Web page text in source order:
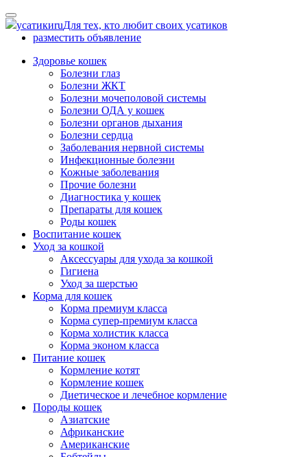
Skip
to
content
усатикиruДля тех, кто любит своих усатиков
разместить объявление
Здоровье кошек
Болезни глаз
Болезни ЖКТ
Болезни мочеполовой системы
Болезни ОДА у кошек
Болезни органов дыхания
Болезни сердца
Заболевания нервной системы
Инфекционные болезни
Кожные заболевания
Прочие болезни
Диагностика у кошек
Препараты для кошек
Роды кошек
Воспитание кошек
Уход за кошкой
Аксессуары для ухода за кошкой
Гигиена
Уход за шерстью
Корма для кошек
Корма премиум класса
Корма супер-премиум класса
Корма холистик класса
Корма эконом класса
Питание кошек
Кормление котят
Кормление кошек
Диетическое и лечебное кормление
Породы кошек
Азиатские
Африканские
Американские